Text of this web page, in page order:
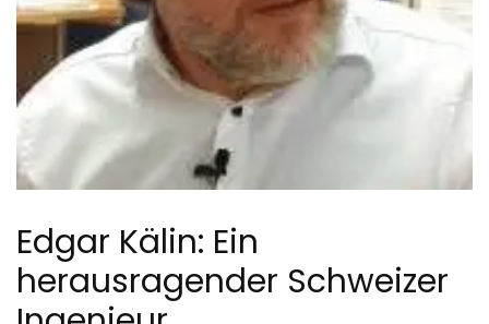
Edgar Kälin: Ein
herausragender Schweizer